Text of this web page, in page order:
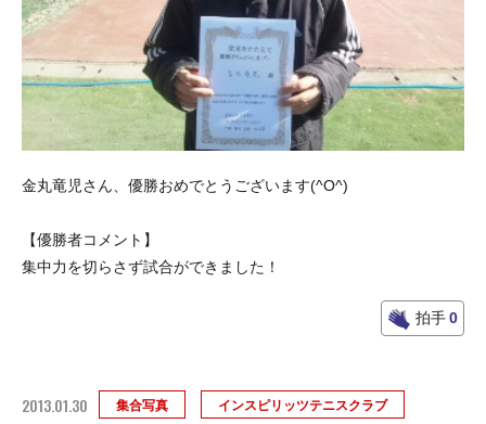
金丸竜児さん、優勝おめでとうございます(^O^)
【優勝者コメント】
集中力を切らさず試合ができました！
拍手0
2013.01.30 集合写真 インスピリッツテニスクラブ